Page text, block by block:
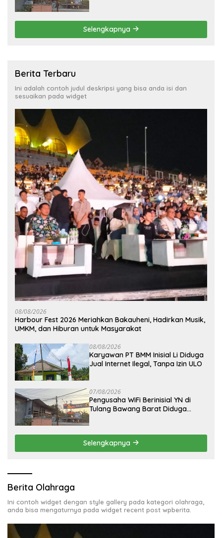
Selengkapnya
Berita Terbaru
Ini adalah contoh judul deskripsi yang bisa anda isi dan
sesuaikan pada widget
08/08/2026
Harbour Fest 2026 Meriahkan Bakauheni, Hadirkan Musik,
UMKM, dan Hiburan untuk Masyarakat
08/08/2026
Karyawan PT BMM Inisial Li Diduga
Jual Internet Ilegal, Tanpa Izin ULO
07/08/2026
Pengusaha WiFi Berinisial YN di
Tulang Bawang Barat Diduga
Selengkapnya
Berita Olahraga
Ini contoh widget dengan style gallery pada kategori olahraga,
anda bisa mengaturnya pada widget recent post wpberita.